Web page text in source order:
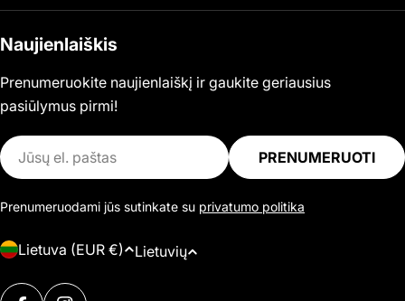
Naujienlaiškis
Prenumeruokite naujienlaiškį ir gaukite geriausius
pasiūlymus pirmi!
El.
paštas
PRENUMERUOTI
Prenumeruodami jūs sutinkate su privatumo politika
Š
l
Lietuva (EUR €)
K
Lietuvių
Mokėjimo